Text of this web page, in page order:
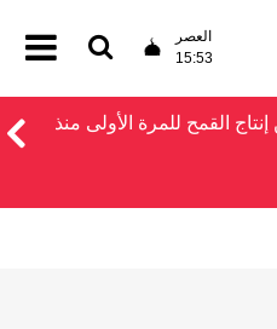
العصر
15:53
القمح للمرة الأولى منذ